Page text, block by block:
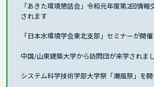
「あきた環境懇話会」令和元年度第2回情報
されます
「日本水環境学会東北支部」セミナーが開
中国/山東建築大学から訪問団が来学されま
システム科学技術学部大学祭「潮風祭」を